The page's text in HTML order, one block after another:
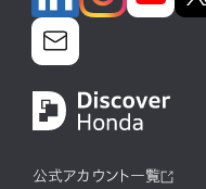
公式アカウント一覧